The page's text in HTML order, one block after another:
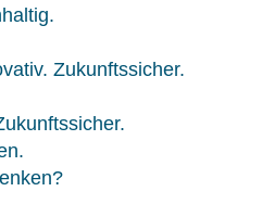
Zukunftssicher.